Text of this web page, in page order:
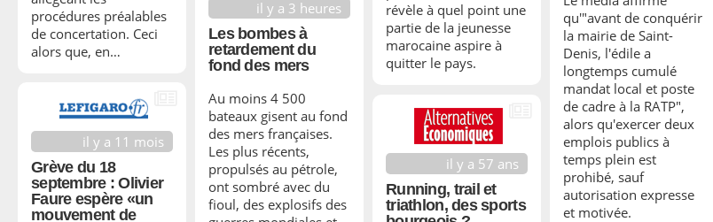
procédures préalables
de concertation. Ceci
alors que, en…
révèle à quel point une
partie de la jeunesse
marocaine aspire à
quitter le pays.
qu'"avant de conquérir
la mairie de Saint-
Denis, l'édile a
longtemps cumulé
mandat local et poste
de cadre à la RATP",
alors qu'exercer deux
emplois publics à
temps plein est
prohibé, sauf
autorisation expresse
et motivée.
il y a 3 heures
Les bombes à
retardement du
fond des mers
Au moins 4 500
bateaux gisent au fond
des mers françaises.
Les plus récents,
propulsés au pétrole,
ont sombré avec du
fioul, des explosifs des
il y a 11 mois
Grève du 18
septembre : Olivier
Faure espère «un
mouvement de
il y a 57 ans
Running, trail et
triathlon, des sports